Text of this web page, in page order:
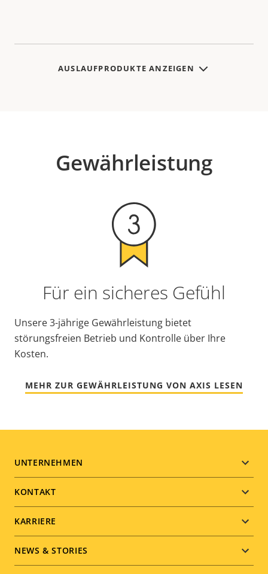
AUSLAUFPRODUKTE ANZEIGEN
Gewährleistung
Für ein sicheres Gefühl
Unsere 3-jährige Gewährleistung bietet
störungsfreien Betrieb und Kontrolle über Ihre
Kosten.
MEHR ZUR GEWÄHRLEISTUNG VON AXIS LESEN
Footer
menu
UNTERNEHMEN
KONTAKT
KARRIERE
NEWS & STORIES